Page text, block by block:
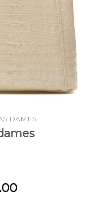
DAMES
dames aantal